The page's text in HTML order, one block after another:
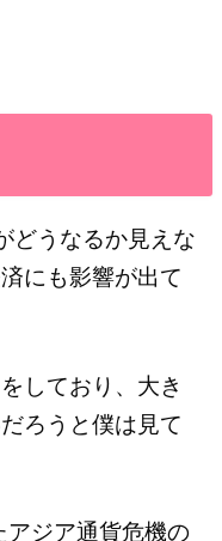
どうなるか見えな
にも影響が出て
しており、大き
ろうと僕は見て
ジア通貨危機の